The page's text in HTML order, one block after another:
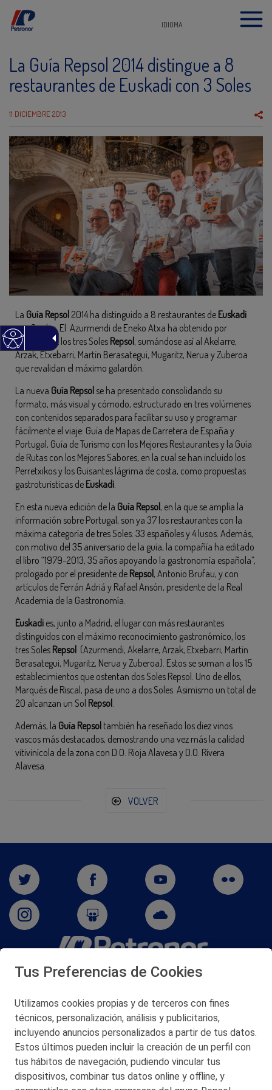
IDIOMA
La Guía Repsol 2014 distingue a 8
restaurantes de Euskadi con 3 Soles
11 DICIEMBRE 2013
La Guía Repsol 2014 ha distinguido a 8 restaurantes de Euskadi
con 3 soles. El Azurmendi de Eneko Atxa ha obtenido por
primera vez los tres Soles Repsol, sumándose así al Akelarre,
Arzak, Etxebarri, Martín Berasategui, Mugaritz, Nerua y Zuberoa
que revalidan el máximo galardón.
La nueva Guía Repsol se ha presentado consolidando su
formato, más visual y cómodo, estructurado en tres volúmenes
con contenidos separados para facilitar su uso y programar
fácilmente el viaje: Guía de Mapas de Carretera de España y
Portugal, Guía de Turismo con los Mejores Restaurantes y la Guía
de Rutas con los Mejores Sabores, en la cual se han incluido los
Perretxikos y los Guisantes lágrima de costa, como propuestas
gastroturisticas de Euskadi
En esta nueva edición de la Guía Repsol, en la que se amplía la
información sobre Portugal, son ya 37 los restaurantes con la
máxima categoría de tres Soles: 33 españoles y 4 lusos. Además,
con motivo del 35 aniversario de la guía, la compañía ha editado
el libro “1979-2013, 35 años apoyando la gastronomía española”,
prologado por el presidente de Repsol, Antonio Brufau, y con
artículos de Ferrán Adriá y Rafael Ansón, presidente de la Real
Academia de la Gastronomía.
Euskadi es, junto a Madrid, el lugar con más restaurantes
distinguidos con el máximo reconocimiento gastronómico, los
tres Soles Repsol (Azurmendi, Akelarre, Arzak, Etxebarri, Martín
Berasategui, Mugaritz, Nerua y Zuberoa). Estos se suman a los 15
establecimientos que ostentan dos Soles Repsol. Uno de ellos,
Marqués de Riscal, pasa de uno a dos Soles. Asimismo un total de
20 alcanzan un Sol Repsol
Además, la Guía Repsol también ha reseñado los diez vinos
vascos más destacados, demostrando una vez más la calidad
vitivinícola de la zona con D.O. Rioja Alavesa y D.O. Rivera
Alavesa.
VOLVER
San Martín 5-Edificio Muñatones,
© 2026 Petronor S.A.
CONTACTO
Tus Preferencias de Cookies
Utilizamos cookies propias y de terceros con fines
técnicos, personalización, análisis y publicitarios,
incluyendo anuncios personalizados a partir de tus datos.
Estos últimos pueden incluir la creación de un perfil con
tus hábitos de navegación, pudiendo vincular tus
dispositivos, combinar tus datos online y offline, y